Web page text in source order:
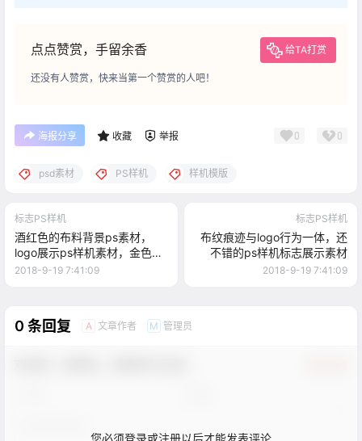
点点赞赏，手留余香 给TA打赏
还没有人赞赏，快来当第一个赞赏的人吧！
海报分享 收藏 举报 0 0
psd素材 PS样机 样机模版
标志PS样机
酒红色的布料背景ps素材，
logo展示ps样机素材，金色的
标志效果
2018-9-19 7:41:09
标志PS样机
布纹痕迹与logo行为一体，还
不错的ps样机标志展示素材
2018-9-19 7:41:09
0 条回复 A 文章作者 M 管理员
您必须登录或注册以后才能发表评论